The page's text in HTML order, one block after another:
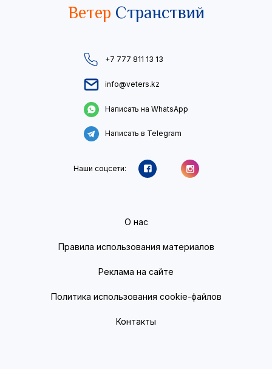
Ветер Странствий
+7 777 811 13 13
info@veters.kz
Написать на WhatsApp
Написать в Telegram
Наши соцсети:
О нас
Правила использования материалов
Реклама на сайте
Политика использования cookie-файлов
Контакты